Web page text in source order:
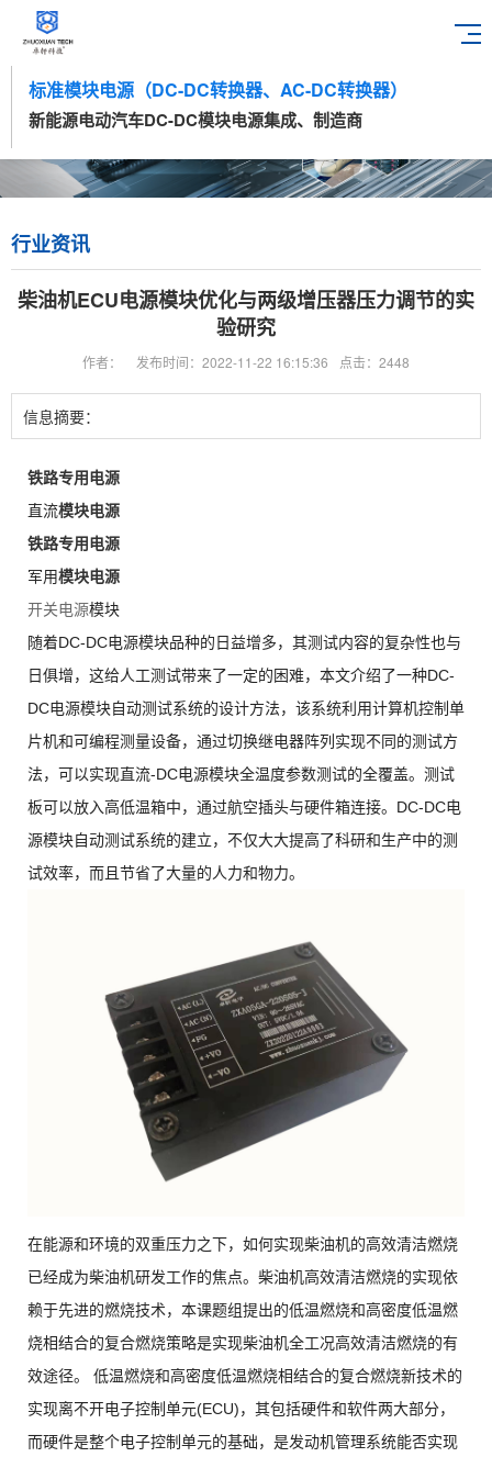
标准模块电源（DC-DC转换器、AC-DC转换器）
新能源电动汽车DC-DC模块电源集成、制造商
行业资讯
柴油机ECU电源模块优化与两级增压器压力调节的实
验研究
作者： 发布时间：2022-11-22 16:15:36 点击：2448
信息摘要：
铁路专用电源
直流模块电源
铁路专用电源
军用模块电源
开关电源模块
随着DC-DC电源模块品种的日益增多，其测试内容的复杂性也与
日俱增，这给人工测试带来了一定的困难，本文介绍了一种DC-
DC电源模块自动测试系统的设计方法，该系统利用计算机控制单
片机和可编程测量设备，通过切换继电器阵列实现不同的测试方
法，可以实现直流-DC电源模块全温度参数测试的全覆盖。测试
板可以放入高低温箱中，通过航空插头与硬件箱连接。DC-DC电
源模块自动测试系统的建立，不仅大大提高了科研和生产中的测
试效率，而且节省了大量的人力和物力。
在能源和环境的双重压力之下，如何实现柴油机的高效清洁燃烧
已经成为柴油机研发工作的焦点。柴油机高效清洁燃烧的实现依
赖于先进的燃烧技术，本课题组提出的低温燃烧和高密度低温燃
烧相结合的复合燃烧策略是实现柴油机全工况高效清洁燃烧的有
效途径。 低温燃烧和高密度低温燃烧相结合的复合燃烧新技术的
实现离不开电子控制单元(ECU)，其包括硬件和软件两大部分，
而硬件是整个电子控制单元的基础，是发动机管理系统能否实现